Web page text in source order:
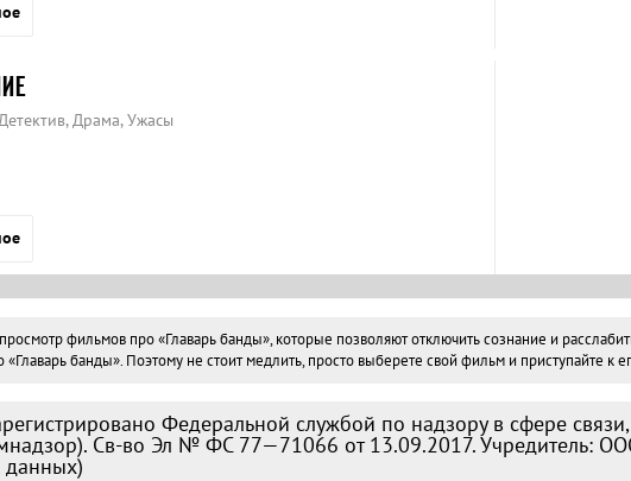
Драма, Ужасы
фильмов про «Главарь банды», которые позволяют отключить сознание и
банды». Поэтому не стоит медлить, просто выберете свой фильм и приступайте к
Федеральной службой по надзору в сфере
Св-во Эл № ФС 77—71066 от 13.09.2017. Учредитель:
данных)